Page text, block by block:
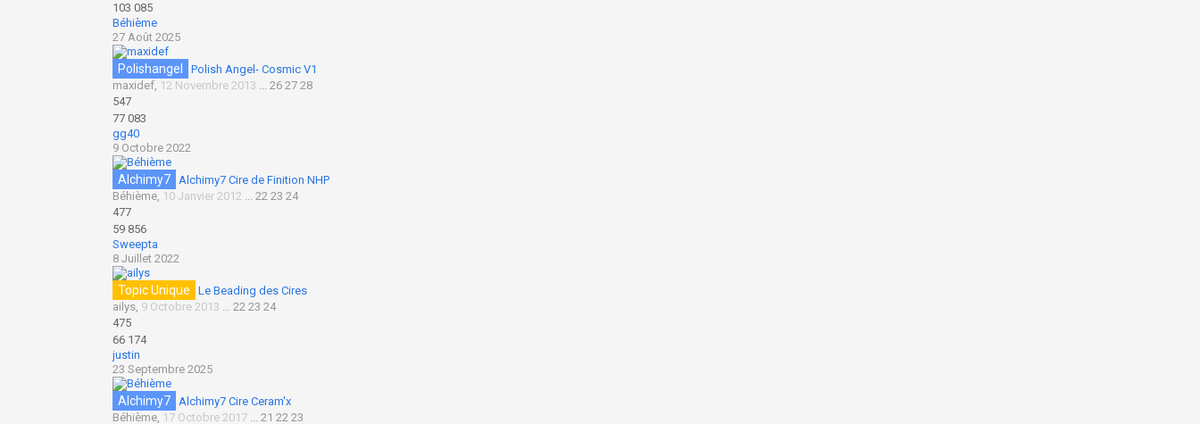
103 085
Béhième
27 Août 2025
Polishangel
Polish Angel- Cosmic V1
maxidef, 12 Novembre 2013 ... 26 27 28
547
77 083
gg40
9 Octobre 2022
Alchimy7
Alchimy7 Cire de Finition NHP
Béhième, 10 Janvier 2012 ... 22 23 24
477
59 856
Sweepta
8 Juillet 2022
Topic Unique
Le Beading des Cires
ailys, 9 Octobre 2013 ... 22 23 24
475
66 174
justin
23 Septembre 2025
Alchimy7
Alchimy7 Cire Ceram'x
Béhième, 17 Octobre 2017 ... 21 22 23